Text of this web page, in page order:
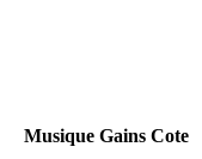
Musique Gains Cote